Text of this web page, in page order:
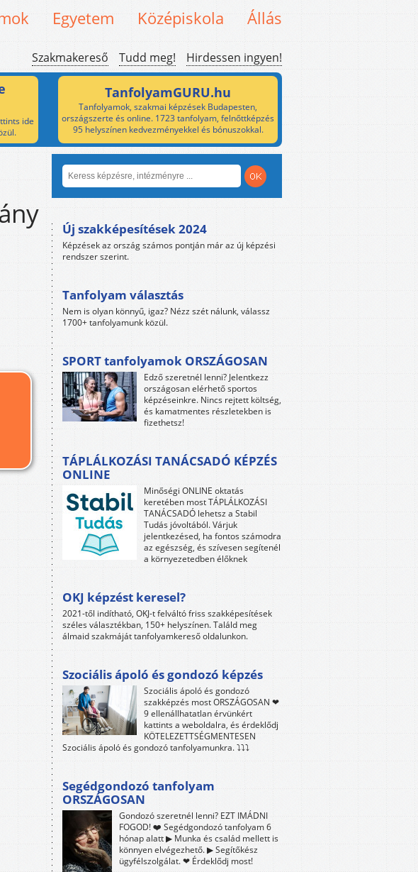
Egyetem Középiskola Állás
Szakmakereső Tudd meg! Hirdessen ingyen!
ide
TanfolyamGURU.hu
Tanfolyamok, szakmai képzések Budapesten,
országszerte és online. 1723 tanfolyam, felnőttképzés
95 helyszínen kedvezményekkel és bónuszokkal.
Új szakképesítések 2024
Képzések az ország számos pontján már az új képzési
rendszer szerint.
Tanfolyam választás
Nem is olyan könnyű, igaz? Nézz szét nálunk, válassz
1700+ tanfolyamunk közül.
SPORT tanfolyamok ORSZÁGOSAN
Edző szeretnél lenni? Jelentkezz
országosan elérhető sportos
képzéseinkre. Nincs rejtett költség,
és kamatmentes részletekben is
fizethetsz!
TÁPLÁLKOZÁSI TANÁCSADÓ KÉPZÉS
ONLINE
Minőségi ONLINE oktatás
keretében most TÁPLÁLKOZÁSI
TANÁCSADÓ lehetsz a Stabil
Tudás jóvoltából. Várjuk
jelentkezésed, ha fontos számodra
az egészség, és szívesen segítenél
a környezetedben élőknek
OKJ képzést keresel?
2021-től indítható, OKJ-t felváltó friss szakképesítések
széles választékban, 150+ helyszínen. Találd meg
álmaid szakmáját tanfolyamkereső oldalunkon.
Szociális ápoló és gondozó képzés
Szociális ápoló és gondozó
szakképzés most ORSZÁGOSAN ❤
9 ellenállhatatlan érvünkért
kattints a weboldalra, és érdeklődj
KÖTELEZETTSÉGMENTESEN
Szociális ápoló és gondozó tanfolyamunkra. ⤵⤵⤵
Segédgondozó tanfolyam
ORSZÁGOSAN
Gondozó szeretnél lenni? EZT IMÁDNI
FOGOD! ❤️ Segédgondozó tanfolyam 6
hónap alatt ▶ Munka és család mellett is
könnyen elvégezhető. ▶ Segítőkész
ügyfélszolgálat. ❤ Érdeklődj most!